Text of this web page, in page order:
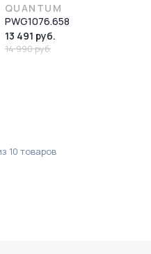
QUANTUM
PWG1076.658
13 491 руб.
14 990 руб.
10 товаров